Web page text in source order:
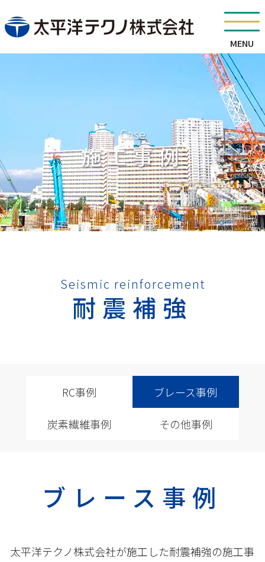
MENU
Case
施工事例
Seismic reinforcement
耐震補強
RC事例 ブレース事例
炭素繊維事例 その他事例
ブレース事例
太平洋テクノ株式会社が施工した耐震補強の施工事